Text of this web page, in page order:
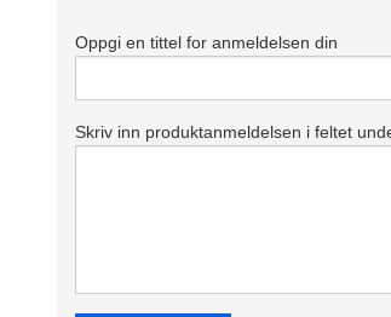
Oppgi en tittel for anmeldelsen din
Skriv inn produktanmeldelsen i feltet